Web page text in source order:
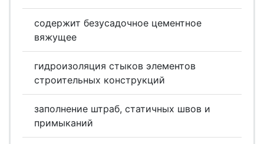
содержит безусадочное цементное
вяжущее
гидроизоляция стыков элементов
строительных конструкций
заполнение штраб, статичных швов и
примыканий